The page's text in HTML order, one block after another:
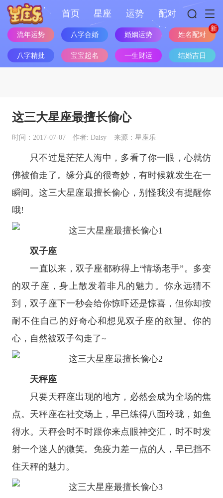
首页 星座 运势 配对
流年运势 八字合婚 婚姻运势 姓名配对
八字精批 宝宝起名 一生财运 结婚吉日
这三大星座最擅长偷心
时间：2017-07-07 作者: Daisy 来源：星座乐
只不过是茫茫人海中，多看了你一眼，心就仿
佛被偷走了。缘分真的很奇妙，有时候就发生在一
瞬间。这三大星座最擅长偷心，别怪我没有提醒你
哦!
双子座
一直以来， 双子座都称得上“情场老手”。多变
的双子座，身上散发着非凡的魅力。你永远猜不
到，双子座下一秒会给你惊吓还是惊喜，但你却按
耐不住自己的好奇心和想见双子座的欲望。你的
心，自然被双子勾走了~
天秤座
只要天秤座出现的地方，必然会成为全场的焦
点。天秤座在社交场上，早已练得八面玲珑，如鱼
得水。天秤会时不时跟你来点眼神交汇，时不时发
射一个迷人的微笑。免疫力差一点的人，早已挡不
住天秤的魅力。